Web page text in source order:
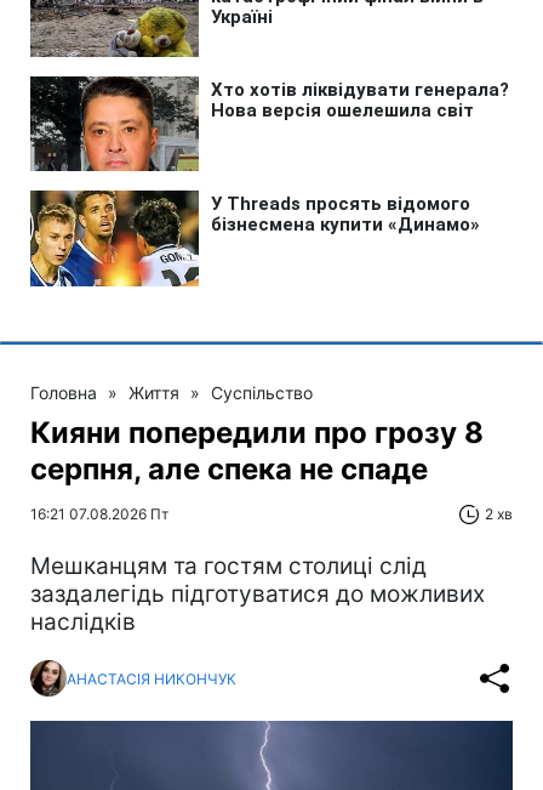
Головна » Життя » Суспільство
Кияни попередили про грозу 8
серпня, але спека не спаде
16:21 07.08.2026 Пт 2 хв
Мешканцям та гостям столиці слід
заздалегідь підготуватися до можливих
наслідків
АНАСТАСІЯ НИКОНЧУК